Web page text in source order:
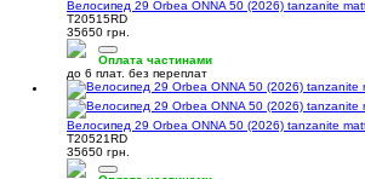
Велосипед 29 Orbea ONNA 50 (2026) tanzanite
T20515RD
35650 грн.
Оплата частинами
до 6 плат. без переплат
Велосипед 29 Orbea ONNA 50 (2026) tanzanite
T20521RD
35650 грн.